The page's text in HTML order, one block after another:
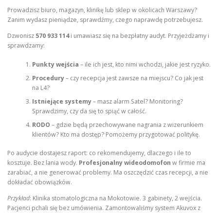
Prowadzisz biuro, magazyn, klinikę lub sklep w okolicach Warszawy?
Zanim wydasz pieniądze, sprawdźmy, czego naprawdę potrzebujesz.
Dzwonisz 570 933 114i umawiasz się na bezpłatny audyt. Przyjeżdżamy i
sprawdzamy:
Punkty wejścia – ile ich jest, kto nimi wchodzi, jakie jest ryzyko.
Procedury– czy recepcja jest zawsze na miejscu? Co jak jest
na L4?
Istniejące systemy– masz alarm Satel? Monitoring?
Sprawdzimy, czy da się to spiąć w całość.
RODO – gdzie będą przechowywane nagrania z wizerunkiem
klientów? Kto ma dostęp? Pomożemy przygotować politykę.
Po audycie dostajesz raport: co rekomendujemy, dlaczego i ile to
kosztuje. Bez lania wody. Profesjonalny wideodomofon w firmie ma
zarabiać, a nie generować problemy. Ma oszczędzić czas recepcji, a nie
dokładać obowiązków.
Przykład: Klinika stomatologiczna na Mokotowie. 3 gabinety, 2 wejścia.
Pacjenci pchali się bez umówienia. Zamontowaliśmy system Akuvox z